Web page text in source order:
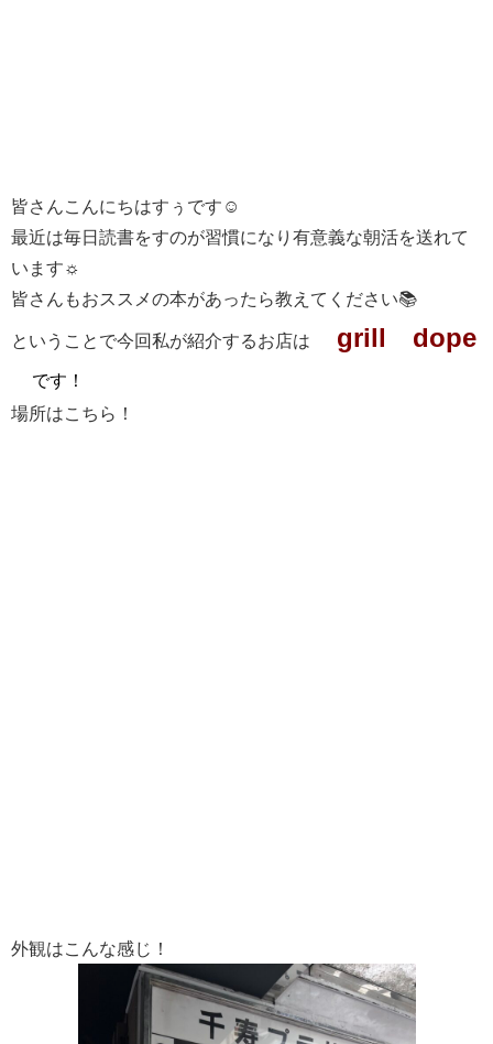
皆さんこんにちはすぅです☺
最近は毎日読書をすのが習慣になり有意義な朝活を送れて
います☼
皆さんもおススメの本があったら教えてください📚
ということで今回私が紹介するお店は grill dope
です！
場所はこちら！
外観はこんな感じ！